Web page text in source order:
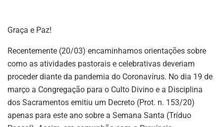
Graça e Paz!
Recentemente (20/03) encaminhamos orientações sobre
como as atividades pastorais e celebrativas deveriam
proceder diante da pandemia do Coronavírus. No dia 19 de
março a Congregação para o Culto Divino e a Disciplina
dos Sacramentos emitiu um Decreto (Prot. n. 153/20)
apenas para este ano sobre a Semana Santa (Tríduo